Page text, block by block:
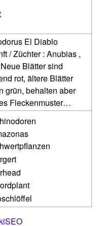
El Diablo
/ Züchter : Anubias ,
Blätter sind
rot, ältere Blätter
grün, behalten aber
Fleckenmuster…